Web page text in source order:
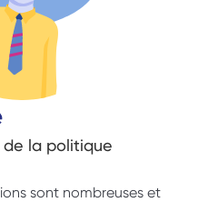
de la politique
sont nombreuses et